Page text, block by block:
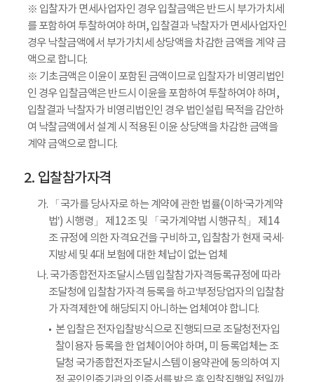
※ 입찰자가 면세사업자인 경우 입찰금액은 반드시 부가가치세
를 포함하여 투찰하여야 하며, 입찰결과 낙찰자가 면세사업자인
경우 낙찰금액에서 부가가치세 상당액을 차감한 금액을 계약 금
액으로 합니다.
※ 기초금액은 이윤이 포함된 금액이므로 입찰자가 비영리법인
인 경우 입찰금액은 반드시 이윤을 포함하여 투찰하여야 하며,
입찰결과 낙찰자가 비영리법인인 경우 법인설립 목적을 감안하
여 낙찰금액에서 설계 시 적용된 이윤 상당액을 차감한 금액을
계약 금액으로 합니다.
입찰참가자격
가. 「국가를 당사자로 하는 계약에 관한 법률(이하‘국가계약
법’) 시행령」 제12조 및 「국가계약법 시행규칙」 제14
조 규정에 의한 자격요건을 구비하고, 입찰참가 현재 국세·
지방세 및 4대 보험에 대한 체납이 없는 업체
나. 국가종합전자조달시스템 입찰참가자격등록규정에 따라
조달청에 입찰참가자격 등록을 하고‘부정당업자의 입찰참
가 자격제한’에 해당되지 아니하는 업체여야 합니다.
본 입찰은 전자입찰방식으로 진행되므로 조달청전자입
찰이용자 등록을 한 업체이어야 하며, 미 등록업체는 조
달청 국가종합전자조달시스템 이용약관에 동의하여 지